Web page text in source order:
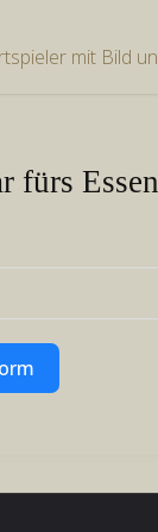
fürs Essen